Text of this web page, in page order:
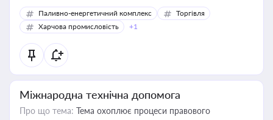
Паливно-енергетичний комплекс
Торгівля
Харчова промисловість
+1
Міжнародна технічна допомога
Про що тема: Тема охоплює процеси правового